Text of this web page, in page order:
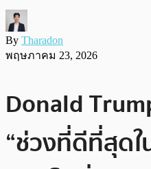
By Tharadon
พฤษภาคม 23, 2026
Donald
“ช่วงที่ดีที่สุด